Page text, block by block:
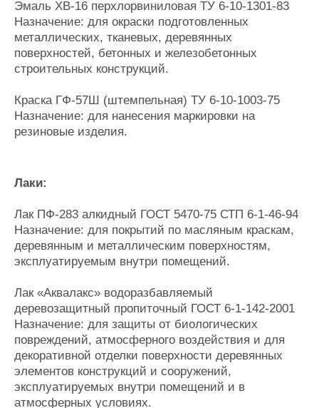
Эмаль ХВ-16 перхлорвиниловая ТУ 6-10-1301-83
Назначение: для окраски подготовленных
металлических, тканевых, деревянных
поверхностей, бетонных и железобетонных
строительных конструкций.
Краска ГФ-57Ш (штемпельная) ТУ 6-10-1003-75
Назначение: для нанесения маркировки на
резиновые изделия.
Лаки:
Лак ПФ-283 алкидный ГОСТ 5470-75 СТП 6-1-46-94
Назначение: для покрытий по масляным краскам,
деревянным и металлическим поверхностям,
эксплуатируемым внутри помещений.
Лак «Аквалакс» водоразбавляемый
деревозащитный пропиточный ГОСТ 6-1-142-2001
Назначение: для защиты от биологических
повреждений, атмосферного воздействия и для
декоративной отделки поверхности деревянных
элементов конструкций и сооружений,
эксплуатируемых внутри помещений и в
атмосферных условиях.